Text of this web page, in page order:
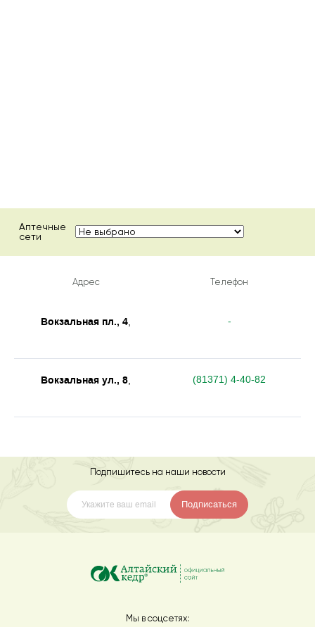
Аптечные
сети
Адрес Телефон
Вокзальная пл., 4, -
Вокзальная ул., 8, (81371) 4-40-82
Подпишитесь на наши новости
Подписаться
Мы в соцсетях: